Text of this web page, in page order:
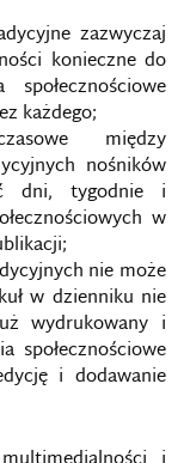
zazwyczaj
konieczne do
każdego;
między
nośników
dni, tygodnie i
w
nie może
w dzienniku nie
wydrukowany i
społecznościowe
i dodawanie